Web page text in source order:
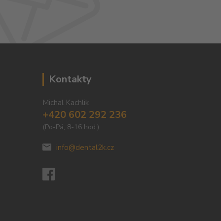
Kontakty
Michal Kachlik
+420 602 292 236
(Po-Pá, 8-16 hod.)
info@dental2k.cz